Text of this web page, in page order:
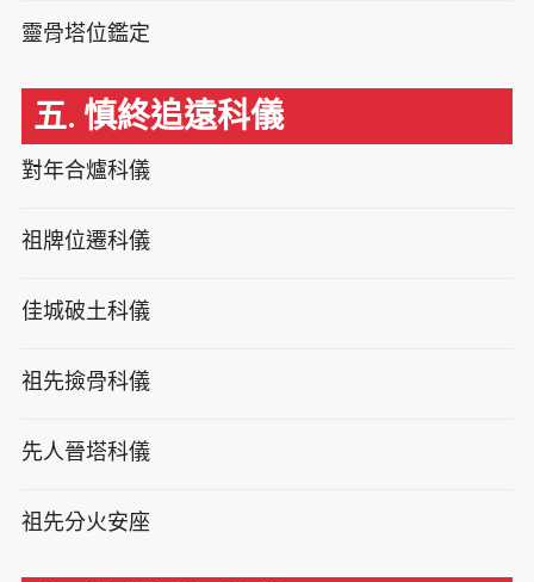
靈骨塔位鑑定
五. 慎終追遠科儀
對年合爐科儀
祖牌位遷科儀
佳城破土科儀
祖先撿骨科儀
先人晉塔科儀
祖先分火安座